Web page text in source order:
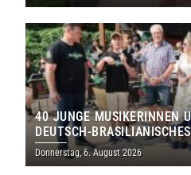
40 JUNGE MUSIKERINNEN
DEUTSCH-
THOLEY
Donnerstag, 6. August 2026